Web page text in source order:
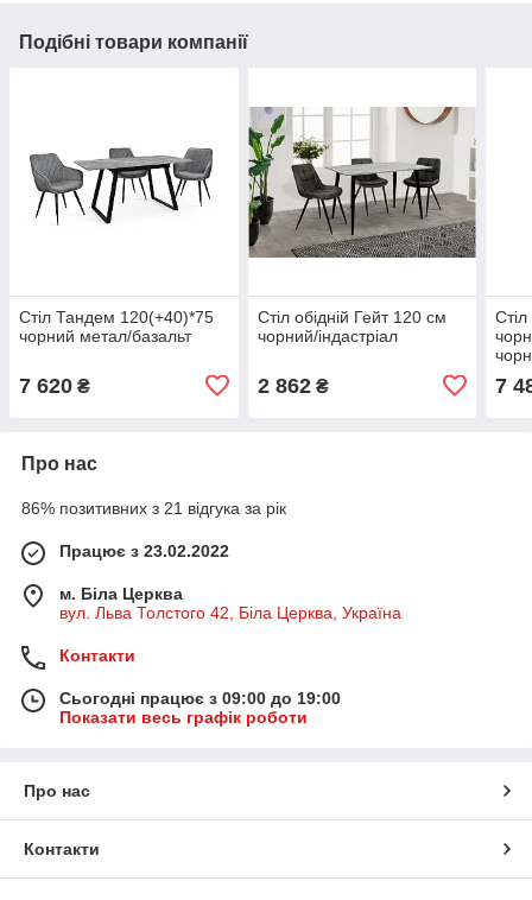
Подібні товари компанії
Стіл Тандем 120(+40)*75
чорний метал/базальт
7 620 ₴
Стіл обідній Гейт 120 см
чорний/індастріал
2 862₴
чорн
7
Про нас
86% позитивних з 21 відгука за рік
Працює з 23.02.2022
м. Біла Церква
вул. Льва Толстого 42, Біла Церква, Україна
Контакти
Сьогодні працює з 09:00 до 19:00
Показати весь графік роботи
Про нас
Контакти